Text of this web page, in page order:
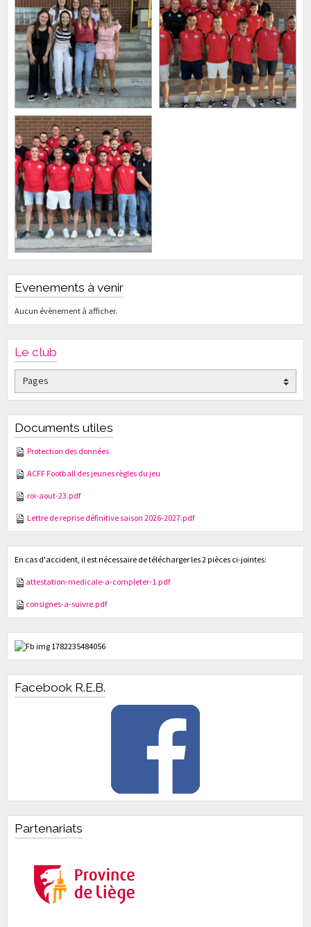
Evenements à venir
Aucun évènement à afficher.
Le club
Documents utiles
Protection des données
ACFF Football des jeunes règles du jeu
roi-aout-23.pdf
Lettre de reprise définitive saison 2026-2027.pdf
En cas d'accident, il est nécessaire de télécharger les 2 pièces ci-jointes:
attestation-medicale-a-completer-1.pdf
consignes-a-suivre.pdf
Facebook R.E.B.
Partenariats